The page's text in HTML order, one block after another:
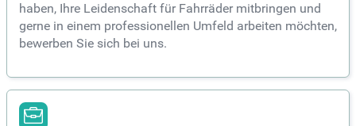
haben, Ihre Leidenschaft für Fahrräder mitbringen und
gerne in einem professionellen Umfeld arbeiten möchten,
bewerben Sie sich bei uns.